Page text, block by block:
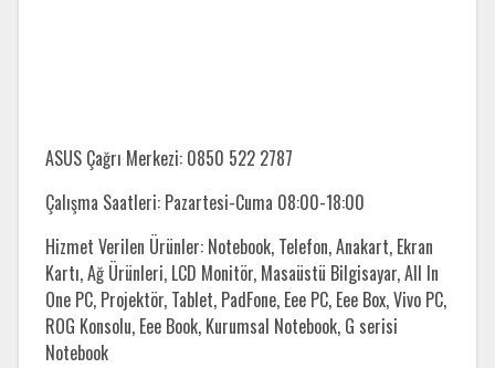
ASUS Çağrı Merkezi: 0850 522 2787
Çalışma Saatleri: Pazartesi-Cuma 08:00-18:00
Hizmet Verilen Ürünler: Notebook, Telefon, Anakart, Ekran
Kartı, Ağ Ürünleri, LCD Monitör, Masaüstü Bilgisayar, All In
One PC, Projektör, Tablet, PadFone, Eee PC, Eee Box, Vivo PC,
ROG Konsolu, Eee Book, Kurumsal Notebook, G serisi
Notebook